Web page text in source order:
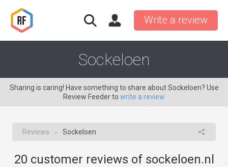
Write a review
Sockeloen
Sharing is caring! Have something to share about Sockeloen? Use
Review Feeder to write a review
Reviews → Sockeloen
20 customer reviews of sockeloen.nl